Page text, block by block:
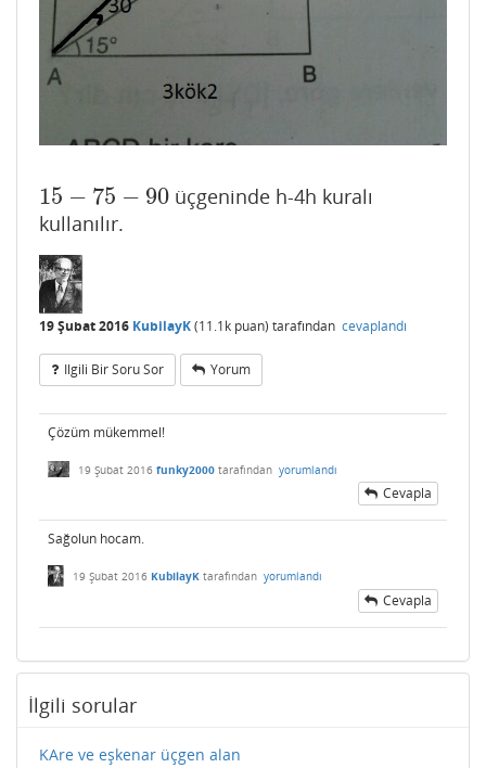
15 − 75 − 90
15−75 −90
üçgeninde h-4h kuralı
kullanılır.
19 Şubat 2016 KubilayK(11.1k puan) tarafından cevaplandı
Ilgili Bir Soru Sor Yorum
Çözüm mükemmel!
19 Şubat 2016 funky2000 tarafından yorumlandı
Cevapla
Sağolun hocam.
19 Şubat 2016 KubilayK tarafından yorumlandı
Cevapla
İlgili sorular
KAre ve eşkenar üçgen alan